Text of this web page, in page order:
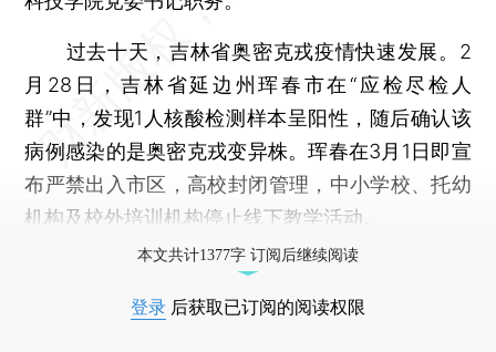
过去十天，吉林省奥密克戎疫情快速发展。2
月28日，吉林省延边州珲春市在“应检尽检人
群”中，发现1人核酸检测样本呈阳性，随后确认该
病例感染的是奥密克戎变异株。珲春在3月1日即宣
布严禁出入市区，高校封闭管理，中小学校、托幼
机构及校外培训机构停止线下教学活动。
本文共计1377字 订阅后继续阅读
登录 后获取已订阅的阅读权限